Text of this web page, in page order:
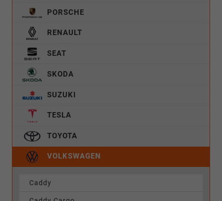
PORSCHE
RENAULT
SEAT
SKODA
SUZUKI
TESLA
TOYOTA
VOLKSWAGEN
Caddy